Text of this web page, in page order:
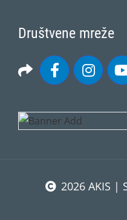
Društvene mreže
2026 AKIS |